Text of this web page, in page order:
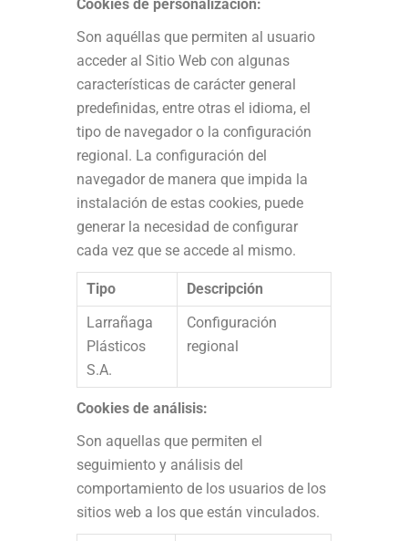
Cookies de personalización:
Son aquéllas que permiten al usuario
acceder al Sitio Web con algunas
características de carácter general
predefinidas, entre otras el idioma, el
tipo de navegador o la configuración
regional. La configuración del
navegador de manera que impida la
instalación de estas cookies, puede
generar la necesidad de configurar
cada vez que se accede al mismo.
Tipo
Descripción
Larrañaga
Plásticos
S.A.
Configuración
regional
Cookies de análisis:
Son aquellas que permiten el
seguimiento y análisis del
comportamiento de los usuarios de los
sitios web a los que están vinculados.